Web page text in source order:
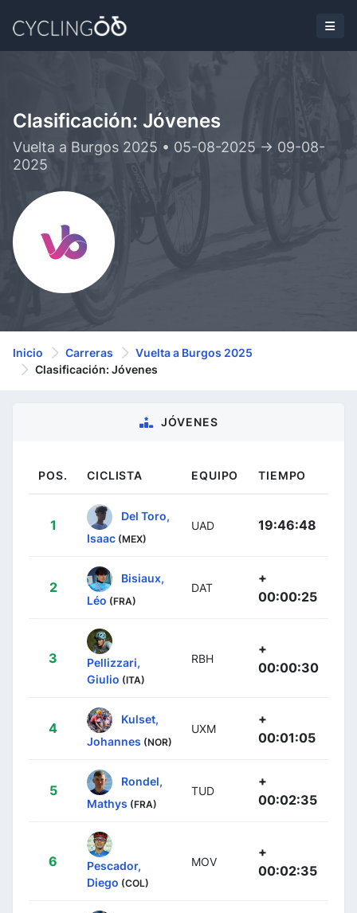
Clasificación: Jóvenes
Vuelta a Burgos 2025 • 05-08-2025 -> 09-08-
2025
Inicio Carreras
Vuelta a Burgos 2025
Clasificación: Jóvenes
JÓVENES
POS. CICLISTA EQUIPO TIEMPO
1
Del Toro,
Isaac (MEX)
UAD 19:46:48
2
Bisiaux,
Léo (FRA)
DAT
+
00:00:25
3
Pellizzari,
Giulio (ITA)
RBH
+
00:00:30
4
Kulset,
Johannes (NOR)
UXM
+
00:01:05
5
Rondel,
Mathys (FRA)
TUD
+
00:02:35
6
Pescador,
Diego (COL)
MOV
+
00:02:35